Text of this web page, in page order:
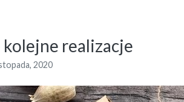
kolejne realizacje
2020